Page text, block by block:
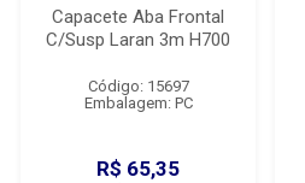
Capacete Aba Frontal
C/Susp Laran 3m H700
Código: 15697
Embalagem: PC
R$ 65,35